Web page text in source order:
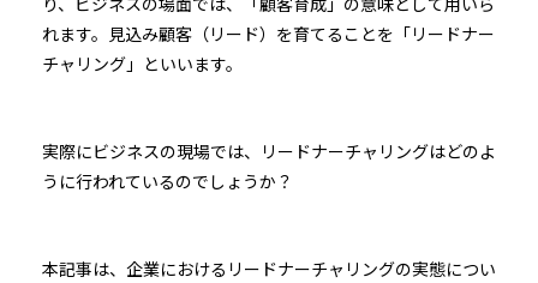
れます。見込み顧客（リード）を育てることを「リードナー
チャリング」といいます。
実際にビジネスの現場では、リードナーチャリングはどのよ
うに行われているのでしょうか？
本記事は、企業におけるリードナーチャリングの実態につい